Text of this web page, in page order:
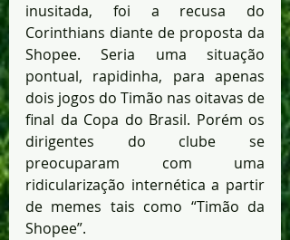
inusitada, foi a recusa do
Corinthians diante de proposta da
Shopee. Seria uma situação
pontual, rapidinha, para apenas
dois jogos do Timão nas oitavas de
final da Copa do Brasil. Porém os
dirigentes do clube se
preocuparam com uma
ridicularização internética a partir
de memes tais como “Timão da
Shopee”.